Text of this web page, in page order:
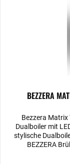
BEZZERA
Bezzera Matrix
Dualboiler mit
stylische
BEZZERA